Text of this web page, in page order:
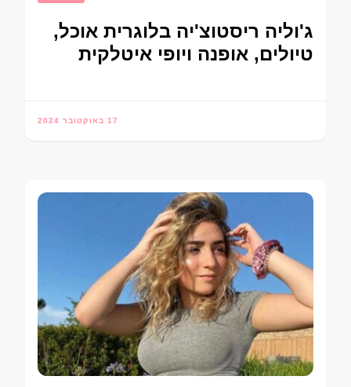
ג'וליה ריסטוצ'יה בלוגרית אוכל,
טיולים, אופנה ויופי איטלקית
17 באוקטובר 2024